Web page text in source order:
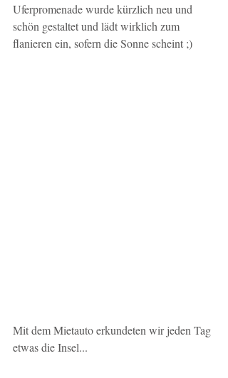
Uferpromenade wurde kürzlich neu und
schön gestaltet und lädt wirklich zum
flanieren ein, sofern die Sonne scheint ;)
Mit dem Mietauto erkundeten wir jeden Tag
etwas die Insel...